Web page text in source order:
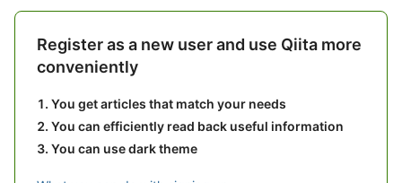
Register as a new user and use Qiita more
conveniently
You get articles that match your needs
You can efficiently read back useful information
You can use dark theme